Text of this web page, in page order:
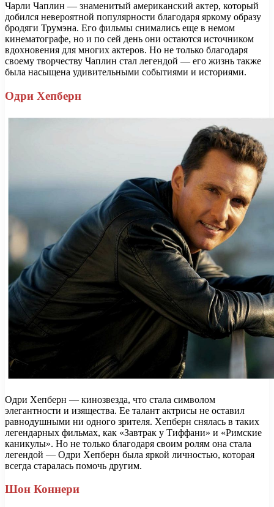
Чарли Чаплин — знаменитый американский актер, который
добился невероятной популярности благодаря яркому образу
бродяги Трумэна. Его фильмы снимались еще в немом
кинематографе, но и по сей день они остаются источником
вдохновения для многих актеров. Но не только благодаря
своему творчеству Чаплин стал легендой — его жизнь также
была насыщена удивительными событиями и историями.
Одри Хепберн
Одри Хепберн — кинозвезда, что стала символом
элегантности и изящества. Ее талант актрисы не оставил
равнодушными ни одного зрителя. Хепберн снялась в таких
легендарных фильмах, как «Завтрак у Тиффани» и «Римские
каникулы». Но не только благодаря своим ролям она стала
легендой — Одри Хепберн была яркой личностью, которая
всегда старалась помочь другим.
Шон Коннери